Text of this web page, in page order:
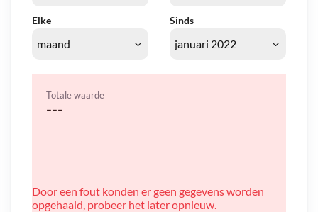
Elke Sinds
Totale waarde
---
Door een fout konden er geen gegevens worden
opgehaald, probeer het later opnieuw.